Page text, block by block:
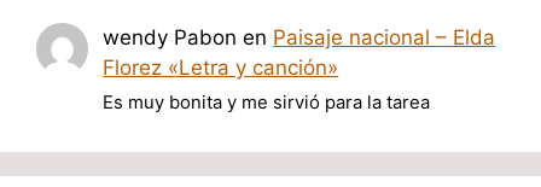
wendy Pabon en Paisaje nacional – Elda
Florez «Letra y canción»
Es muy bonita y me sirvió para la tarea